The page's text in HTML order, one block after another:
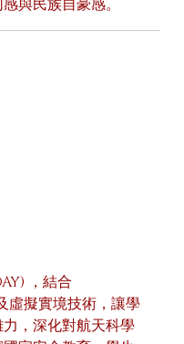
與民族自豪感。
，結合
擬實境技術，讓學
，深化對航天科學